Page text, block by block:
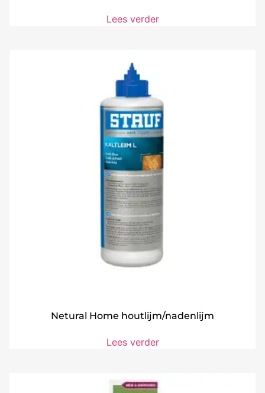
Lees verder
Netural Home houtlijm/nadenlijm
Lees verder